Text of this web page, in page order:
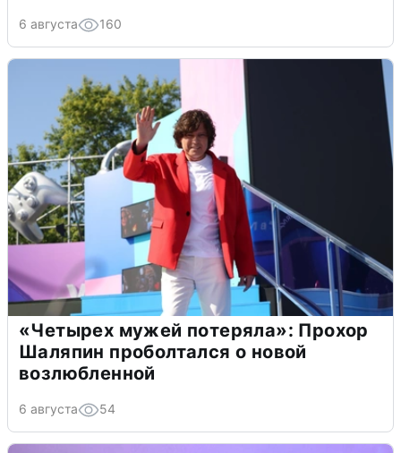
6 августа 160
«Четырех мужей потеряла»: Прохор
Шаляпин проболтался о новой
возлюбленной
6 августа 54